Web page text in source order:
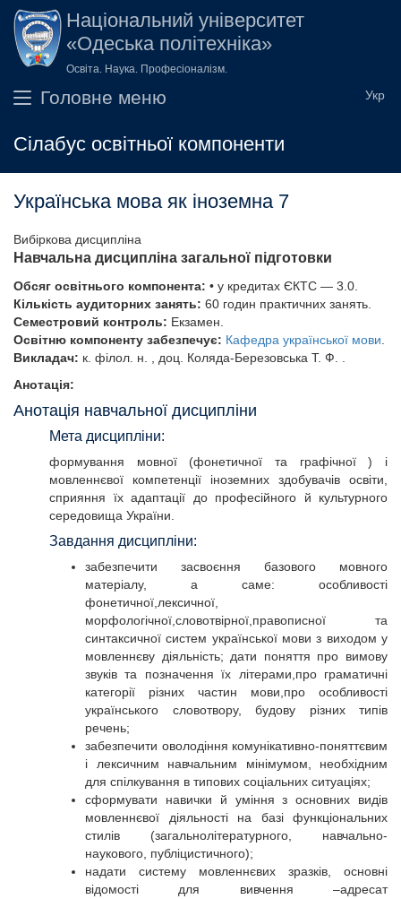
Перейти до основного вмісту
Національний університет
«Одеська політехніка»
Освіта. Наука. Професіоналізм.
Головне меню
Сілабус освітньої компоненти
Українська мова як іноземна 7
Вибіркова дисципліна
Навчальна дисципліна загальної підготовки
Обсяг освітнього компонента: • у кредитах ЄКТС — 3.0.
Кількість аудиторних занять: 60 годин практичних занять.
Семестровий контроль: Екзамен.
Освітню компоненту забезпечує: Кафедра української мови
Викладач: к. філол. н. , доц. Коляда-Березовська Т. Ф. .
Анотація:
Анотація навчальної дисципліни
Мета дисципліни:
формування мовної (фонетичної та графічної ) і
мовленнєвої компетенції іноземних здобувачів освіти,
сприяння їх адаптації до професійного й культурного
середовища України.
Завдання дисципліни:
забезпечити засвоєння базового мовного
матеріалу, а саме: особливості
фонетичної,лексичної,
морфологічної,словотвірної,правописної та
синтаксичної систем української мови з виходом у
мовленнєву діяльність; дати поняття про вимову
звуків та позначення їх літерами,про граматичні
категорії різних частин мови,про особливості
українського словотвору, будову різних типів
речень;
забезпечити оволодіння комунікативно-поняттєвим
і лексичним навчальним мінімумом, необхідним
для спілкування в типових соціальних ситуаціях;
сформувати навички й уміння з основних видів
мовленнєвої діяльності на базі функціональних
стилів (загальнолітературного, навчально-
наукового, публіцистичного);
надати систему мовленнєвих зразків, основні
відомості для вивчення –адресат